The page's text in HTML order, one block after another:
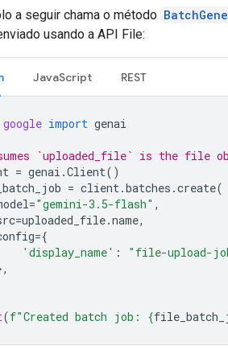
a seguir chama o método
usando a API File:
JavaScript REST
google import genai
`uploaded_file` is the file
= genai .Client()
= client.batches .create(
="gemini-3.5-flash" ,
=uploaded_file.name,
={
'display_name' : "file-upload-
(f"Created batch job: {